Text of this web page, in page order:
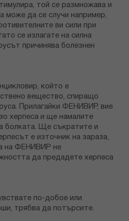
той се размножава и
може да се случи например,
ви сили при
се излагате на силна
причинява болезнен
който е
вещество, спиращо
Прилагайки ФЕНИВИР, вие
херпеса и ще намалите
болката. Ще съкратите и
е източник на зараза,
на ФЕНИВИР не
да предадете херпеса
по-добое или
трябва да потърсите.